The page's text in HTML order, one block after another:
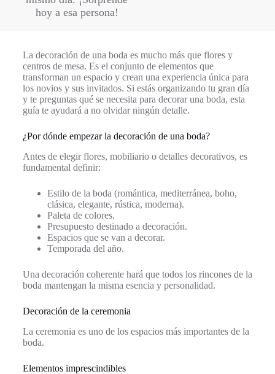
hoy a esa persona!
La decoración de una boda es mucho más que flores y
centros de mesa. Es el conjunto de elementos que
transforman un espacio y crean una experiencia única para
los novios y sus invitados. Si estás organizando tu gran día
y te preguntas qué se necesita para decorar una boda, esta
guía te ayudará a no olvidar ningún detalle.
¿Por dónde empezar la decoración de una boda?
Antes de elegir flores, mobiliario o detalles decorativos, es
fundamental definir:
Estilo de la boda (romántica, mediterránea, boho,
clásica, elegante, rústica, moderna).
Paleta de colores.
Presupuesto destinado a decoración.
Espacios que se van a decorar.
Temporada del año.
Una decoración coherente hará que todos los rincones de la
boda mantengan la misma esencia y personalidad.
Decoración de la ceremonia
La ceremonia es uno de los espacios más importantes de la
boda.
Elementos imprescindibles